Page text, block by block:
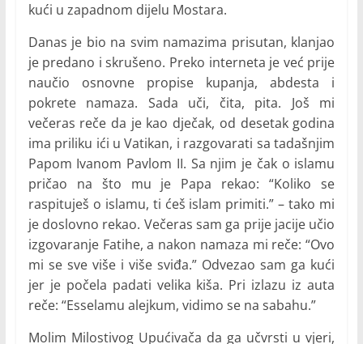
kući u zapadnom dijelu Mostara.
Danas je bio na svim namazima prisutan, klanjao
je predano i skrušeno. Preko interneta je već prije
naučio osnovne propise kupanja, abdesta i
pokrete namaza. Sada uči, čita, pita. Još mi
večeras reče da je kao dječak, od desetak godina
ima priliku ići u Vatikan, i razgovarati sa tadašnjim
Papom Ivanom Pavlom II. Sa njim je čak o islamu
pričao na što mu je Papa rekao: “Koliko se
raspituješ o islamu, ti ćeš islam primiti.” – tako mi
je doslovno rekao. Večeras sam ga prije jacije učio
izgovaranje Fatihe, a nakon namaza mi reče: “Ovo
mi se sve više i više sviđa.” Odvezao sam ga kući
jer je počela padati velika kiša. Pri izlazu iz auta
reče: “Esselamu alejkum, vidimo se na sabahu.”
Molim Milostivog Upućivača da ga učvrsti u vjeri,